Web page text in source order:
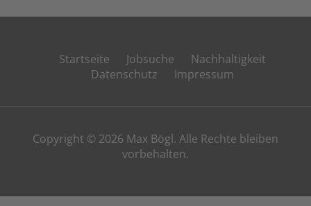
Startseite Jobsuche
Nachhaltigkeit
Datenschutz
Impressum
Copyright © 2026 Max Bögl. Alle Rechte bleiben
vorbehalten.